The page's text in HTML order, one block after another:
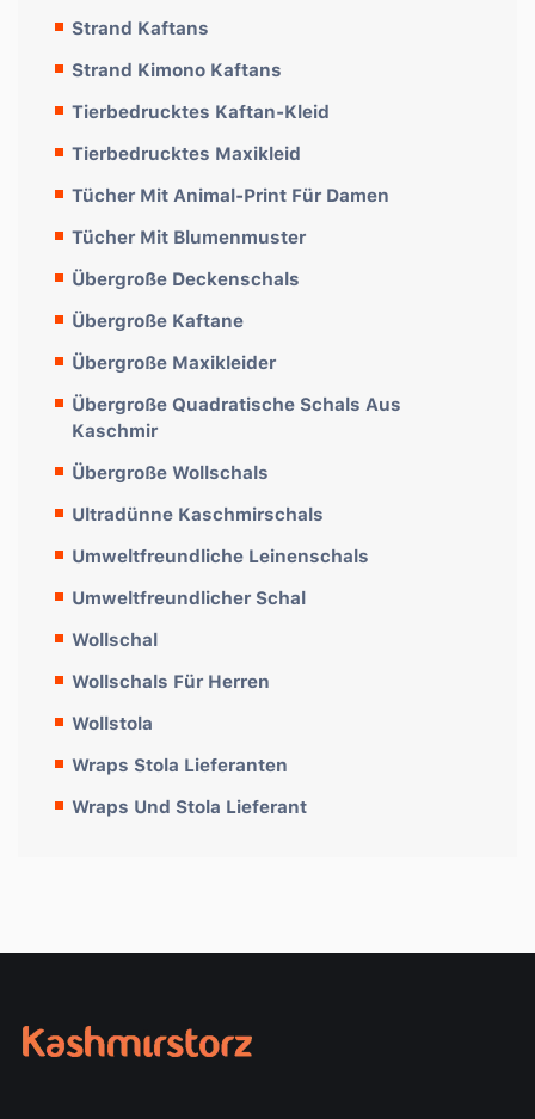
Strand Kaftans
Strand Kimono Kaftans
Tierbedrucktes Kaftan-Kleid
Tierbedrucktes Maxikleid
Tücher Mit Animal-Print Für Damen
Tücher Mit Blumenmuster
Übergroße Deckenschals
Übergroße Kaftane
Übergroße Maxikleider
Übergroße Quadratische Schals Aus
Kaschmir
Übergroße Wollschals
Ultradünne Kaschmirschals
Umweltfreundliche Leinenschals
Umweltfreundlicher Schal
Wollschal
Wollschals Für Herren
Wollstola
Wraps Stola Lieferanten
Wraps Und Stola Lieferant